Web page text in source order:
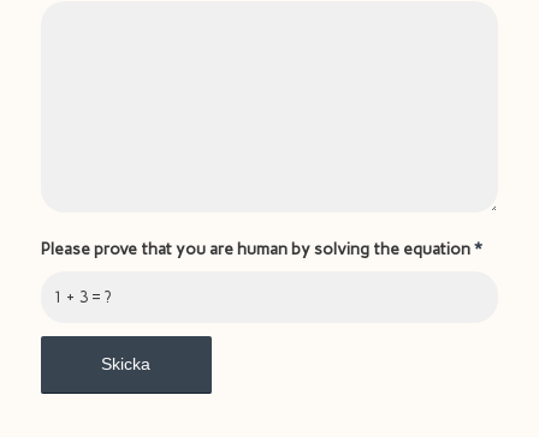
1 + 3 = ?
Please prove that you are human by solving the equation*